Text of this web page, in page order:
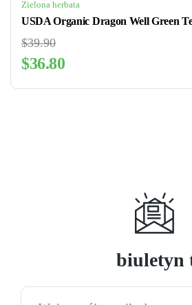
Zielona herbata
USDA Organic Dragon Well Green
$39.90
$36.80
biuletyn